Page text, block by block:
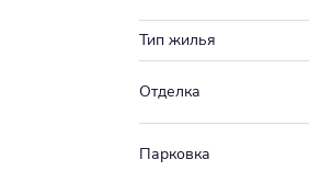
Тип жилья
Отделка
Парковка